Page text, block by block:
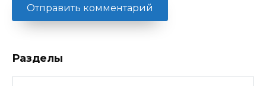
Разделы